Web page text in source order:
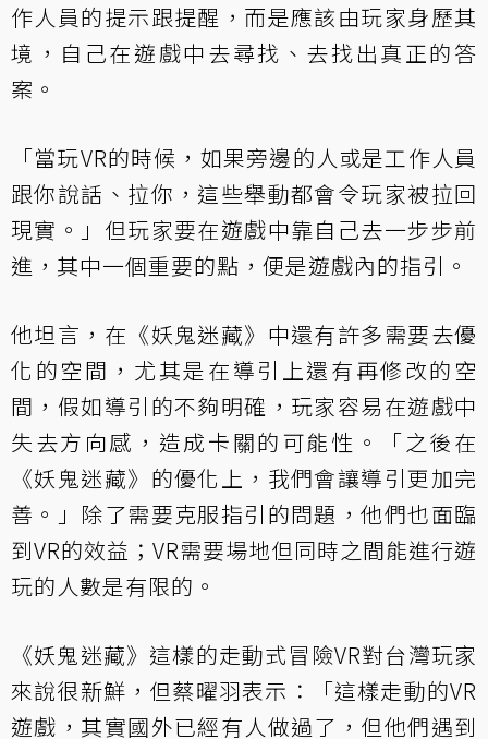
作人員的提示跟提醒，而是應該由玩家身歷其
境，自己在遊戲中去尋找、去找出真正的答
案。
「當玩VR的時候，如果旁邊的人或是工作人員
跟你說話、拉你，這些舉動都會令玩家被拉回
現實。」但玩家要在遊戲中靠自己去一步步前
進，其中一個重要的點，便是遊戲內的指引。
他坦言，在《妖鬼迷藏》中還有許多需要去優
化的空間，尤其是在導引上還有再修改的空
間，假如導引的不夠明確，玩家容易在遊戲中
失去方向感，造成卡關的可能性。「之後在
《妖鬼迷藏》的優化上，我們會讓導引更加完
善。」除了需要克服指引的問題，他們也面臨
到VR的效益；VR需要場地但同時之間能進行遊
玩的人數是有限的。
《妖鬼迷藏》這樣的走動式冒險VR對台灣玩家
來說很新鮮，但蔡曜羽表示：「這樣走動的VR
遊戲，其實國外已經有人做過了，但他們遇到